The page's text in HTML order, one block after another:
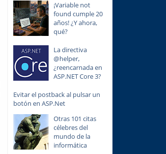
¡Variable not
found cumple 20
años! ¿Y ahora,
qué?
La directiva
@helper,
¿reencarnada en
ASP.NET Core 3?
Evitar el postback al pulsar un
botón en ASP.Net
Otras 101 citas
célebres del
mundo de la
informática